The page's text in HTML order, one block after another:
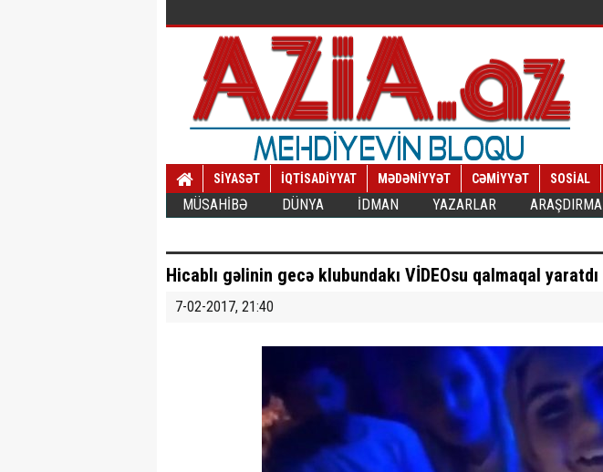
SİYASƏT İQTİSADİYYAT MƏDƏNİYYƏT CƏMİYYƏT SOSİAL
MÜSAHİBƏ DÜNYA İDMAN YAZARLAR ARAŞDIRMA
Hicablı gəlinin gecə klubundakı VİDEOsu qalmaqal yaratdı
7-02-2017, 21:40